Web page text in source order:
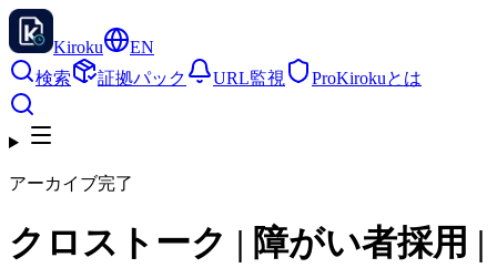
Kiroku
EN
検索
証拠パック URL監視 ProKirokuとは
アーカイブ完了
クロストーク | 障がい者採用